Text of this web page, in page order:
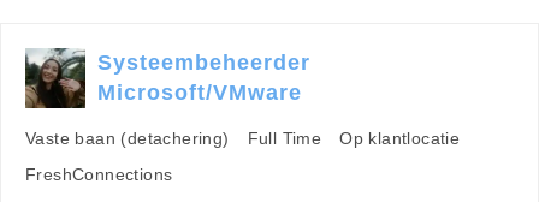
Systeembeheerder
Microsoft/VMware
Vaste baan (detachering) Full Time
Op klantlocatie
FreshConnections